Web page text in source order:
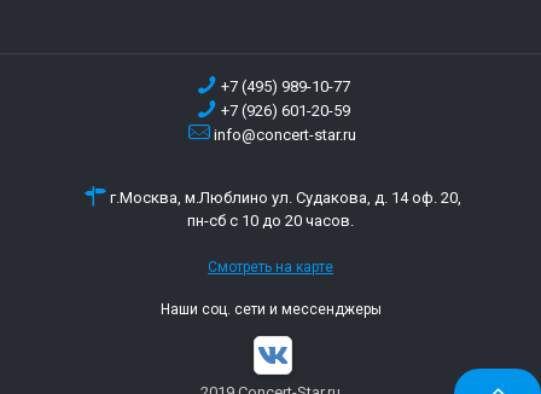
+7 (495) 989-10-77
+7 (926) 601-20-59
info@concert-star.ru
г.Москва, м.Люблино ул. Судакова, д. 14 оф. 20,
пн-сб с 10 до 20 часов.
Смотреть на карте
Наши соц. сети и мессенджеры